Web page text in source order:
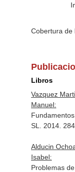
Cobertura de
Libros
Vazquez
Manuel:
SL. 2014.
Alducin
Isabel:
Problemas